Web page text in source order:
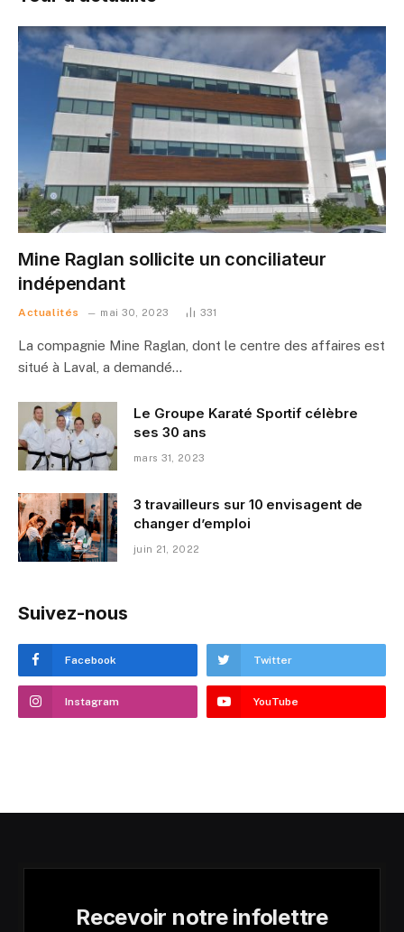
Mine Raglan sollicite un conciliateur
indépendant
Actualités mai 30, 2023 331
La compagnie Mine Raglan, dont le centre des affaires est
situé à Laval, a demandé…
Le Groupe Karaté Sportif célèbre
ses 30 ans
mars 31, 2023
3 travailleurs sur 10 envisagent de
changer d’emploi
juin 21, 2022
Suivez-nous
Facebook Twitter
Instagram YouTube
Recevoir notre infolettre